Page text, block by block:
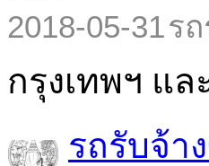
2018-05-31ร
กรุงเทพฯ แล
รถรับจ้า